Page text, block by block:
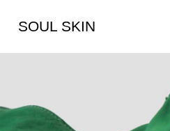
SOUL SKIN